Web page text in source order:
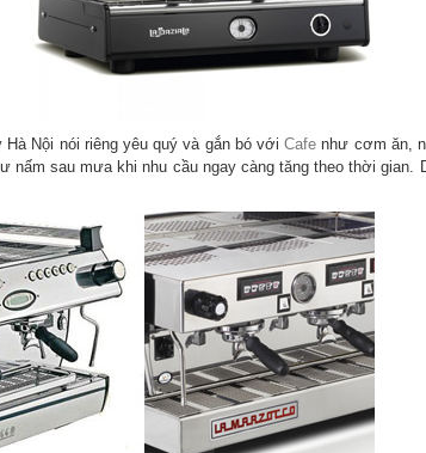
Nội nói riêng yêu quý và gắn bó vớiCafenhư cơm ăn,
nấm sau mưa khi nhu cầu ngay càng tăng theo thời gian.